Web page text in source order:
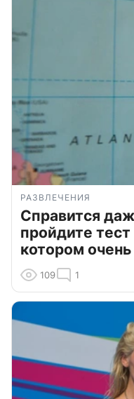
РАЗВЛЕЧЕНИЯ
Справится
пройдите
котором
109 1